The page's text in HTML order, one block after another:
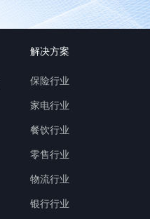
解决方案
保险行业
家电行业
餐饮行业
零售行业
物流行业
银行行业